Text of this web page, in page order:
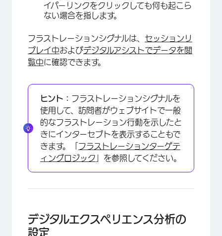
イパーリンクをクリックしても何も起こら
ない場合を指します。
フラストレーションシグナルは、 セッションリ
プレイ中およびデジタルアシストでデータを閲
覧中に確認できます。
ヒント： フラストレーションシグナルを
使用して、訪問者がウェブサイトで一般
的なフラストレーション行動を示したと
きにインターセプトを表示することもで
きます。「 フラストレーションターゲテ
ィングロジック 」を参照してください。
デジタルエクスペリエンス分析の
設定